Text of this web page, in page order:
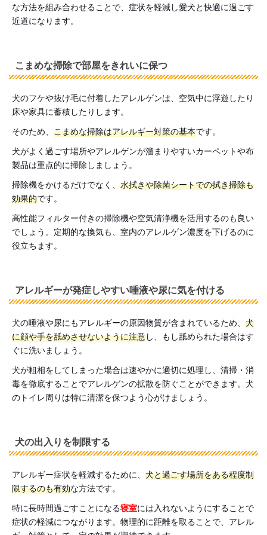
な方法を組み合わせることで、症状を軽減し愛犬と快適に過ごす
近道になります。
こまめな掃除で部屋をきれいに保つ
犬のフケや抜け毛に付着したアレルゲンは、空気中に浮遊したり
床や家具に蓄積したりします。
そのため、 こまめな掃除はアレルギー対策の基本です。
犬がよく過ごす場所やアレルゲンが溜まりやすいカーペットや布
製品は重点的に掃除しましょう。
掃除機をかけるだけでなく、 水拭きや除菌シートでの拭き掃除も
効果的です。
高性能フィルター付きの掃除機や空気清浄機を活用するのも良い
でしょう。定期的な換気も、室内のアレルゲン濃度を下げるのに
役立ちます。
アレルギーが発症しやすい唾液や尿に気を付ける
犬の唾液や尿にもアレルギーの原因物質が含まれているため、 犬
に顔や手を舐めさせないように注意し、もし舐められた場合はす
ぐに洗いましょう。
犬が粗相をしてしまった場合は速やかに適切に処理し、清掃・消
毒を徹底することでアレルゲンの拡散を防ぐことができます。犬
のトイレ周りは特に清潔を保つよう心がけましょう。
犬の出入りを制限する
アレルギー症状を軽減するために、 犬と過ごす場所をある程度制
限するのも有効な方法です。
特に長時間過ごすことになる寝室には入れないようにすることで
症状の軽減につながります。物理的に距離を取ることで、アレル